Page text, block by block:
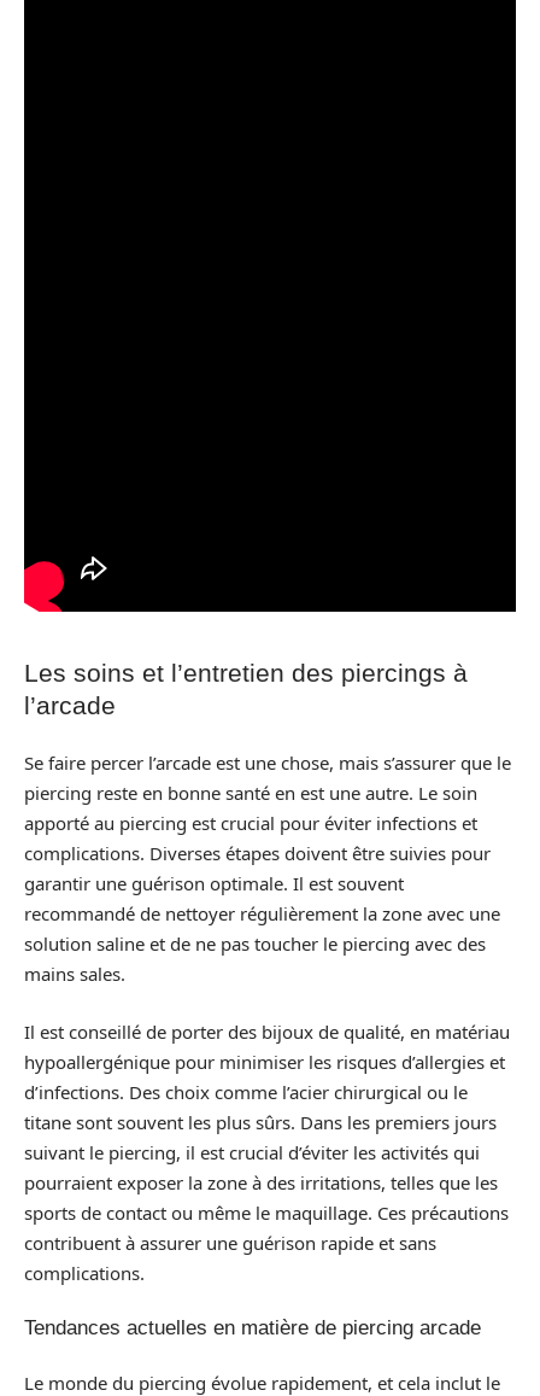
Les soins et l’entretien des piercings à
l’arcade
Se faire percer l’arcade est une chose, mais s’assurer que le
piercing reste en bonne santé en est une autre. Le soin
apporté au piercing est crucial pour éviter infections et
complications. Diverses étapes doivent être suivies pour
garantir une guérison optimale. Il est souvent
recommandé de nettoyer régulièrement la zone avec une
solution saline et de ne pas toucher le piercing avec des
mains sales.
Il est conseillé de porter des bijoux de qualité, en matériau
hypoallergénique pour minimiser les risques d’allergies et
d’infections. Des choix comme l’acier chirurgical ou le
titane sont souvent les plus sûrs. Dans les premiers jours
suivant le piercing, il est crucial d’éviter les activités qui
pourraient exposer la zone à des irritations, telles que les
sports de contact ou même le maquillage. Ces précautions
contribuent à assurer une guérison rapide et sans
complications.
Tendances actuelles en matière de piercing arcade
Le monde du piercing évolue rapidement, et cela inclut le